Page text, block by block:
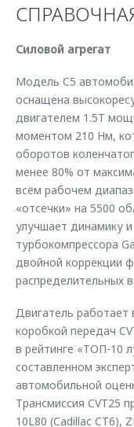
Силовой агрегат
Модель C5
оснащена
двигателем 1.5T
моментом 210 Нм,
оборотов
менее 80% от
всём рабочем
«отсечки» на 5500
улучшает динамику
турбокомпрессора
двойной коррекции
распределительных
Двигатель работает
коробкой передач
в рейтинге «ТОП-10
составленном
автомобильной
Трансмиссия CVT25
10L80 (Cadillac CT6),